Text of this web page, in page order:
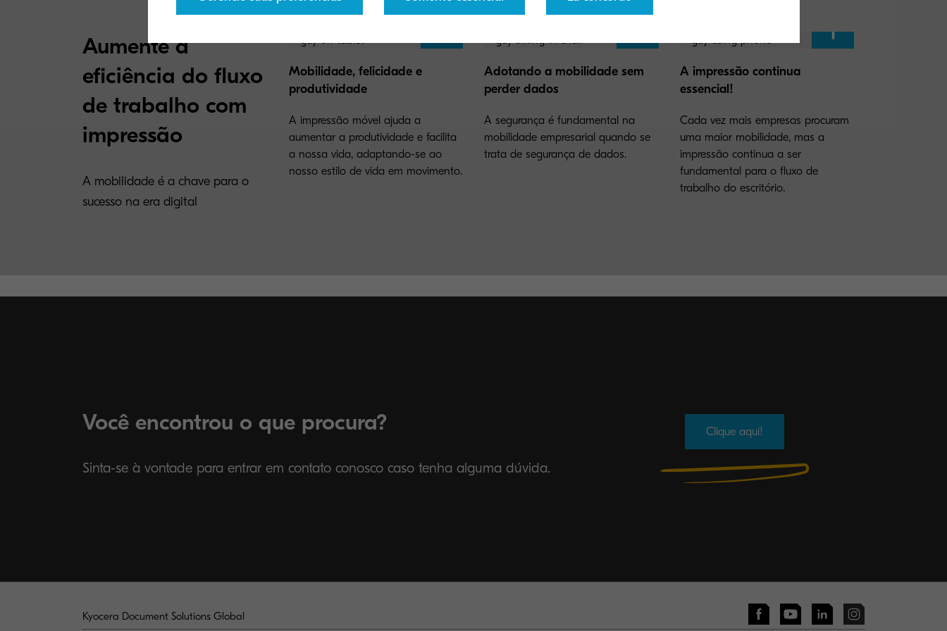
Aumente a
eficiência do fluxo
de trabalho com
impressão
A mobilidade é a chave para o
sucesso na era digital
Mobilidade, felicidade e
produtividade
A impressão móvel ajuda a
aumentar a produtividade e facilita
a nossa vida, adaptando-se ao
nosso estilo de vida em movimento.
Adotando a mobilidade sem
perder dados
A segurança é fundamental na
mobilidade empresarial quando se
trata de segurança de dados.
A impressão continua
essencial!
Cada vez mais empresas procuram
uma maior mobilidade, mas a
impressão continua a ser
fundamental para o fluxo de
trabalho do escritório.
Você encontrou o que procura?
Sinta-se à vontade para entrar em contato conosco caso tenha alguma dúvida.
Clique aqui!
Kyocera Document Solutions Global